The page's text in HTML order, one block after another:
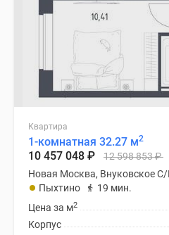
Квартира
1-комнатная 32.27 м2
10 457 048 ₽ 12 598 853₽
Новая Москва, Внуковское
Пыхтино
19 мин.
Цена за м2
Корпус